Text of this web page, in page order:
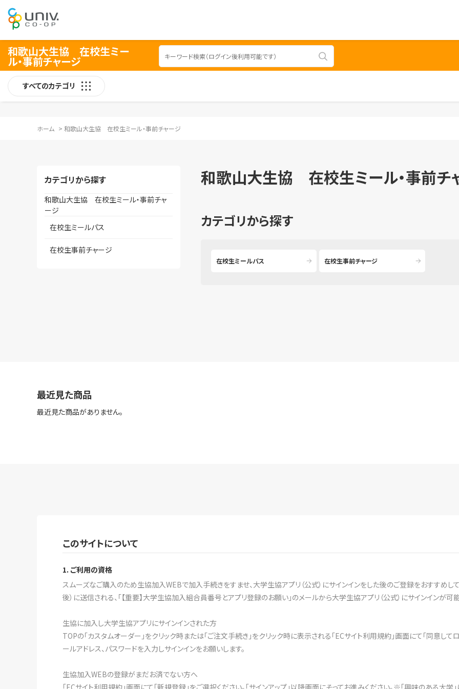
和歌山大生協 在校生ミー
ル・事前チャージ
すべてのカテゴリ
ホーム > 和歌山大生協 在校生ミール・事前チャージ
カテゴリから探す
和歌山大生協 在校生ミール・事前チャ
ージ
在校生ミールパス
在校生事前チャージ
和歌山大生協 在校生ミール・事前チ
カテゴリから探す
在校生ミールパス 在校生事前チャージ
最近見た商品
最近見た商品がありません。
このサイトについて
1. ご利用の資格
スムーズなご購入のため生協加入WEBで加入手続きをすませ、大学生協アプリ（公式）にサインインをした後のご登録をおすすめ
後）に送信される、「【重要】大学生協加入組合員番号とアプリ登録のお願い」のメールから大学生協アプリ（公式）にサインインが可能
生協に加入し大学生協アプリにサインインされた方
TOPの「カスタムオーダー」をクリック時または「ご注文手続き」をクリック時に表示される「ECサイト利用規約」画面にて「同意し
ールアドレス、パスワードを入力しサインインをお願いします。
生協加入WEBの登録がまだお済でない方へ
「ECサイト利用規約」画面にて「新規登録」をご選択ください。「サインアップ」以降画面にそってお進みください。※「興味のある大